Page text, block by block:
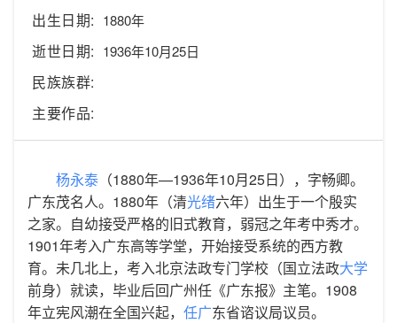
出生日期: 1880年
逝世日期: 1936年10月25日
民族族群:
主要作品:
杨永泰 （1880年—1936年10月25日），字畅卿。
广东茂名人。1880年（清光绪六年）出生于一个殷实
之家。自幼接受严格的旧式教育，弱冠之年考中秀才。
1901年考入广东高等学堂，开始接受系统的西方教
育。未几北上，考入北京法政专门学校（国立法政大学
前身）就读，毕业后回广州任《广东报》主笔。1908
年立宪风潮在全国兴起， 任广东省谘议局议员。